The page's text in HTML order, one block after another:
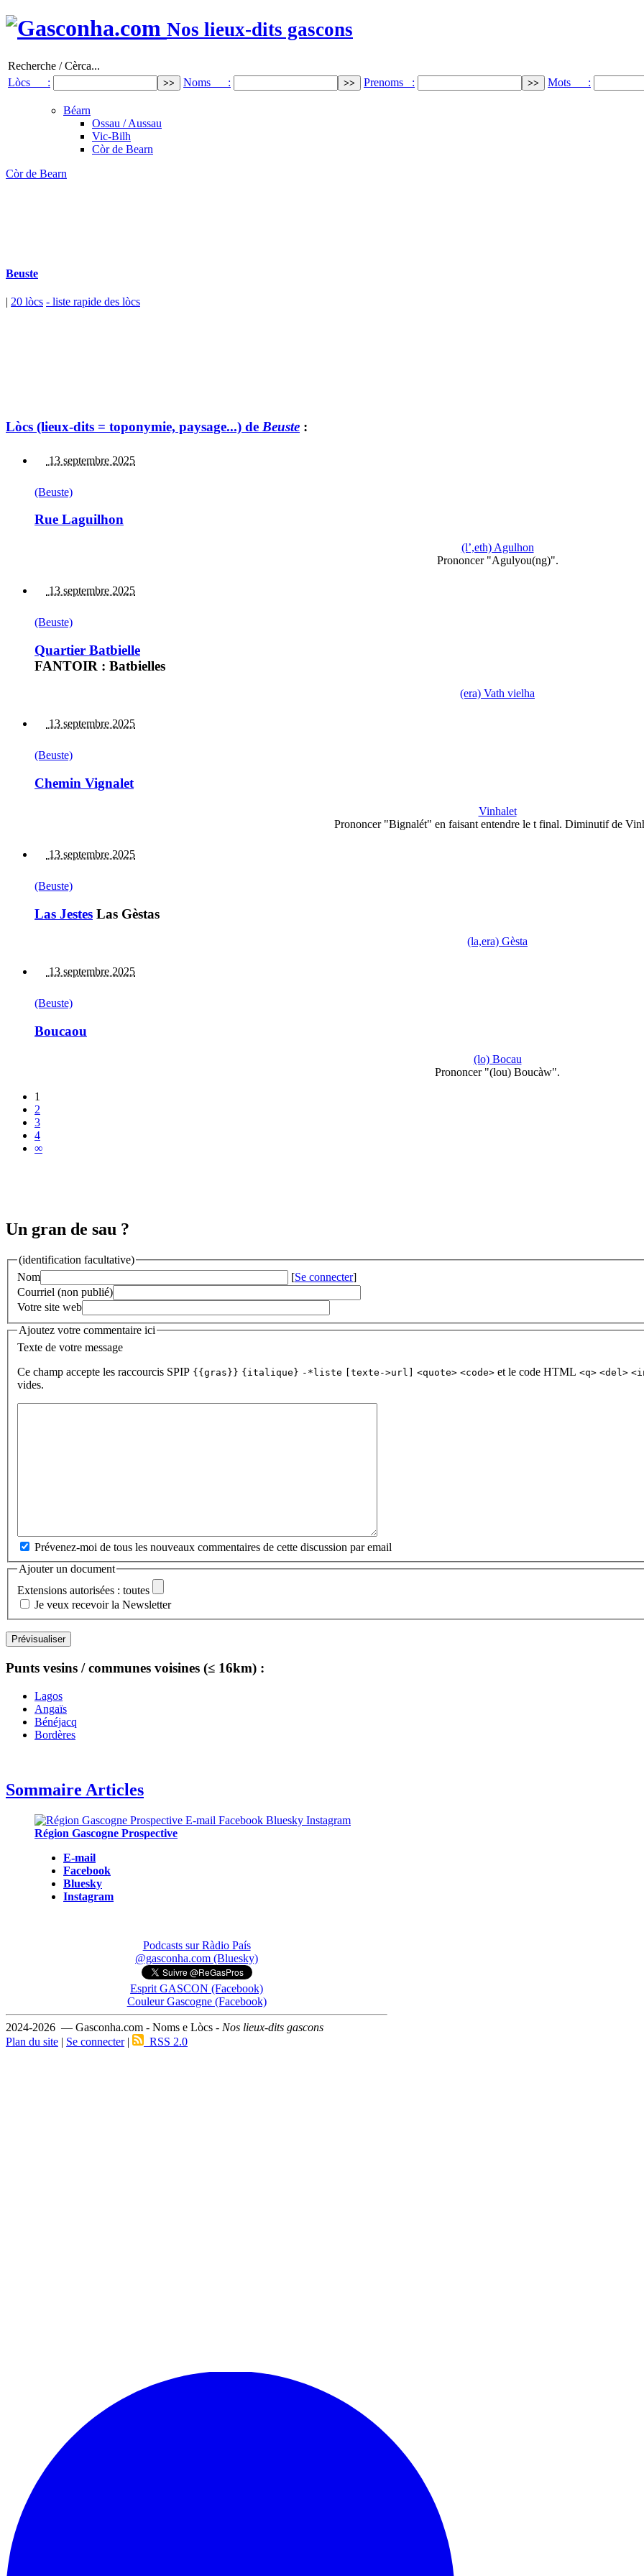
Nos lieux-dits gascons
Recherche / Cèrca...
Lòcs :
Noms : Prenoms : Mots :
Béarn
Ossau / Aussau
Vic-Bilh
Còr de Bearn
Còr de Bearn
Beuste
| 20 lòcs - liste rapide des lòcs
Lòcs (lieux-dits = toponymie, paysage...) de Beuste :
13 septembre 2025
(Beuste)
Rue Laguilhon
(l’,eth) Agulhon
Prononcer "Agulyou(ng)".
13 septembre 2025
(Beuste)
Quartier Batbielle
FANTOIR : Batbielles
(era) Vath vielha
13 septembre 2025
(Beuste)
Chemin Vignalet
Vinhalet
Prononcer "Bignalét" en faisant entendre le t final. Diminutif de
13 septembre 2025
(Beuste)
Las Jestes Las Gèstas
(la,era) Gèsta
13 septembre 2025
(Beuste)
Boucaou
(lo) Bocau
Prononcer "(lou) Boucàw".
1
2
3
4
∞
Un gran de sau ?
(identification facultative)
Nom
[Se connecter]
Courriel (non publié)
Votre site web
Ajoutez votre commentaire ici
Texte de votre message
Ce champ accepte les raccourcis SPIP {{gras}} {italique} -*liste [texte->url] <quote> <code> et le code HTML <q> <del>
vides.
Prévenez-moi de tous les nouveaux commentaires de cette discussion par email
Ajouter un document
Extensions autorisées : toutes
Je veux recevoir la Newsletter
Punts vesins / communes voisines (≤ 16km) :
Lagos
Angaïs
Bénéjacq
Bordères
Sommaire Articles
Région Gascogne Prospective
E-mail
Facebook
Bluesky
Instagram
Podcasts sur Ràdio País
@gasconha.com (Bluesky)
Esprit GASCON (Facebook)
Couleur Gascogne (Facebook)
2024-2026 — Gasconha.com - Noms e Lòcs - Nos lieux-dits gascons
Plan du site | Se connecter| RSS 2.0